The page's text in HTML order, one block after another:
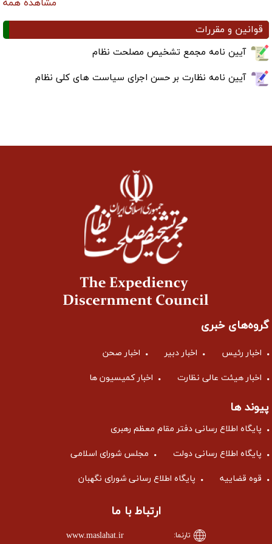
مشاهده همه
قوانین و مقررات
آیین نامه مجمع تشخیص مصلحت نظام
آیین نامه نظارت بر حسن اجرای سیاست های کلی نظام
گروه‌های خبری
اخبار رئیس اخبار دبیر اخبار صحن
اخبار هیئت عالی نظارت اخبار کمیسیون ها
پیوند ها
پایگاه اطلاع رسانی دفتر مقام معظم رهبری
پایگاه اطلاع رسانی دولت مجلس شورای اسلامی
قوه قضاییه پایگاه اطلاع رسانی شورای نگهبان
ارتباط با ما
تارنما: www.maslahat.ir